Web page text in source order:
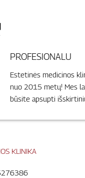
PROFESIONALU
Estetinės medicinos
nuo 2015 metų! Mes
būsite apsupti
KLINIKA